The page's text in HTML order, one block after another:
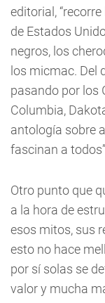
editorial,
de Estados
negros, los
los micmac. Del
pasando por los
Columbia,
antología sobre
fascinan a
Otro punto que
a la hora de
esos mitos, sus
esto no hace
por sí solas se
valor y mucha